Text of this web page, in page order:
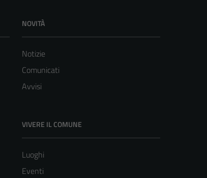
NOVITÀ
Notizie
Comunicati
Avvisi
VIVERE IL COMUNE
Luoghi
Eventi